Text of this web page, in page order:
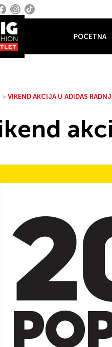
POČETNA
> VIKEND AKCIJA U ADIDAS